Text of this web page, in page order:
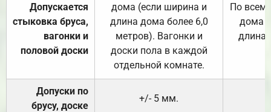
Допускается
стыковка бруса,
вагонки и
половой доски
дома (если ширина и
длина дома более 6,0
метров). Вагонки и
доски пола в каждой
отдельной комнате.
По
дома
длина
Допуски по
брусу, доске
+/- 5 мм.